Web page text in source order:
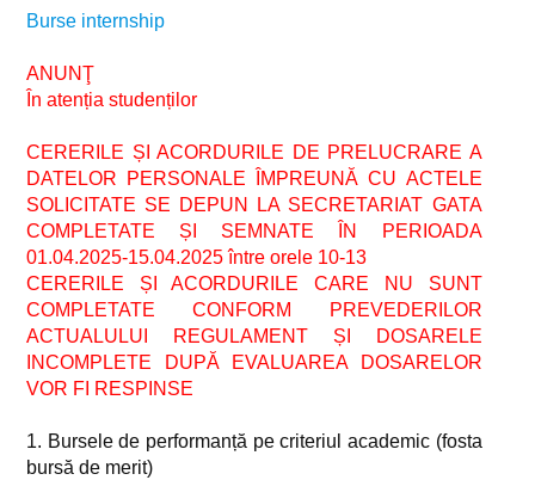
Burse internship
ANUNŢ
În atenția studenților
CERERILE ȘI ACORDURILE DE PRELUCRARE A
DATELOR PERSONALE ÎMPREUNĂ CU ACTELE
SOLICITATE SE DEPUN LA SECRETARIAT GATA
COMPLETATE ȘI SEMNATE ÎN PERIOADA
01.04.2025-15.04.2025 între orele 10-13
CERERILE ȘI ACORDURILE CARE NU SUNT
COMPLETATE CONFORM PREVEDERILOR
ACTUALULUI REGULAMENT ȘI DOSARELE
INCOMPLETE DUPĂ EVALUAREA DOSARELOR
VOR FI RESPINSE
1. Bursele de performanță pe criteriul academic (fosta
bursă de merit)